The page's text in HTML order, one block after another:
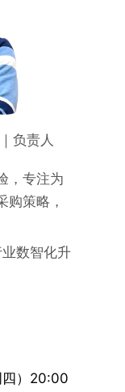
负责人
，专注为
购策略，
数智化升
四）20:00